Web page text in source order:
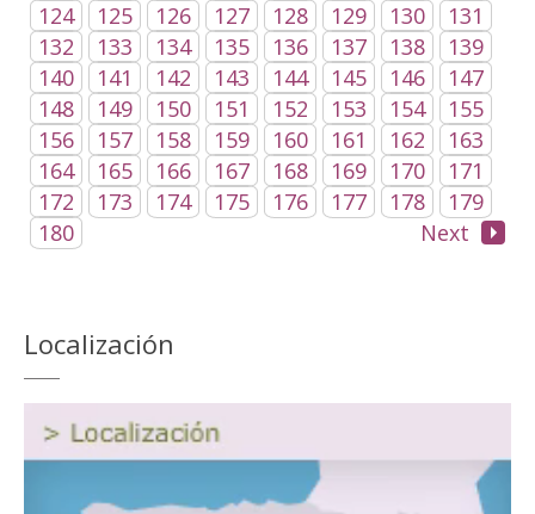
124
125 126 127 128 129 130
131
132
133 134 135 136 137 138
139
140
141 142 143 144 145 146
147
148
149 150 151 152 153 154
155
156
157 158 159 160 161 162
163
164
165 166 167 168 169 170
171
172
173 174 175 176 177 178
179
180
Next
Localización
Reproductor
de